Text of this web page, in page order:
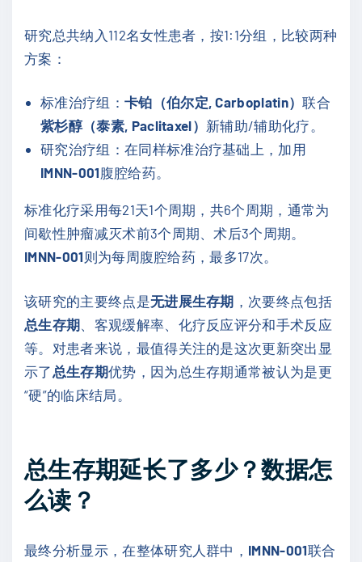
研究总共纳入112名女性患者，按1:1分组，比较两种
方案：
标准治疗组： 卡铂（伯尔定, Carboplatin）联合
紫杉醇（泰素, Paclitaxel） 新辅助/辅助化疗。
研究治疗组：在同样标准治疗基础上，加用
IMNN-001腹腔给药。
标准化疗采用每21天1个周期，共6个周期，通常为
间歇性肿瘤减灭术前3个周期、术后3个周期。
IMNN-001 则为每周腹腔给药，最多17次。
该研究的主要终点是无进展生存期 ，次要终点包括
总生存期 、客观缓解率、化疗反应评分和手术反应
等。对患者来说，最值得关注的是这次更新突出显
示了 总生存期优势，因为总生存期通常被认为是更
“硬”的临床结局。
总生存期延长了多少？数据怎
么读？
最终分析显示，在整体研究人群中， IMNN-001联合